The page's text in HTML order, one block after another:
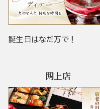
誕生日はなだ万で！
网上店